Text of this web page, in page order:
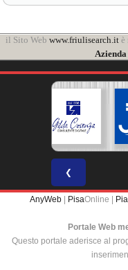
il Sito Web www.friulisearch.itè
❮
AnyWeb PisaOnline |
Portale Web
Questo portale aderisce al